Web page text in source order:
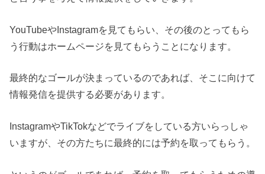
YouTubeやInstagramを見てもらい、その後のとってもら
う行動はホームページを見てもらうことになります。
最終的なゴールが決まっているのであれば、そこに向けて
情報発信を提供する必要があります。
InstagramやTikTokなどでライブをしている方いらっしゃ
いますが、その方たちに最終的には予約を取ってもらう。